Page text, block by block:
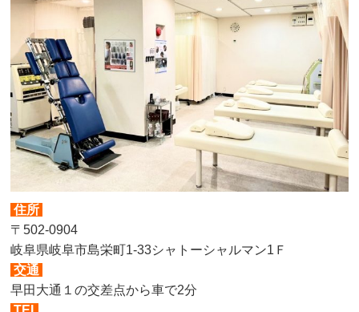
住所
〒502-0904
岐阜県岐阜市島栄町1-33シャトーシャルマン1Ｆ
交通
早田大通１の交差点から車で2分